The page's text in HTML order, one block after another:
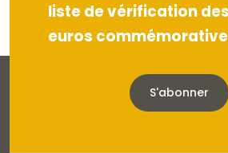
liste de vérification
euros
S'abonner